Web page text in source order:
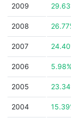
2009
2008
2007
2006
2005
2004